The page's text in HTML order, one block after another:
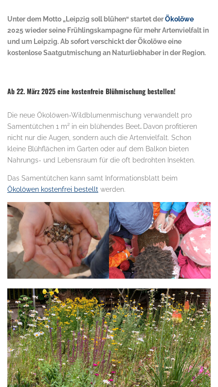
Unter dem Motto „Leipzig soll blühen“ startet derÖkolöwe
2025 wieder seine Frühlingskampagne für mehr Artenvielfalt in
und um Leipzig. Ab sofort verschickt der Ökolöwe eine
kostenlose Saatgutmischung an Naturliebhaber in der Region.
Ab 22. März 2025 eine kostenfreie Blühmischung bestellen!
Die neue Ökolöwen-Wildblumenmischung verwandelt pro
Samentütchen 1 m² in ein blühendes Beet. Davon profitieren
nicht nur die Augen, sondern auch die Artenvielfalt. Schon
kleine Blühflächen im Garten oder auf dem Balkon bieten
Nahrungs- und Lebensraum für die oft bedrohten Insekten.
Das Samentütchen kann samt Informationsblatt beim
Ökolöwen kostenfrei bestellt werden.